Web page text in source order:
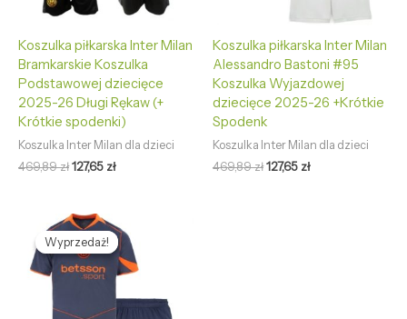
Koszulka piłkarska Inter Milan
Bramkarskie Koszulka
Podstawowej dziecięce
2025-26 Długi Rękaw (+
Krótkie spodenki)
Koszulka Inter Milan dla dzieci
469,89zł127,65 zł
Koszulka piłkarska Inter Milan
Alessandro Bastoni #95
Koszulka Wyjazdowej
dziecięce 2025-26 +Krótkie
Spodenk
Koszulka Inter Milan dla dzieci
469,89zł127,65 zł
Wyprzedaż!
Wyprzedaż!
Pierwotna
cena
wynosiła:
469,89 zł.
cena
wynosi:
127,65 zł.